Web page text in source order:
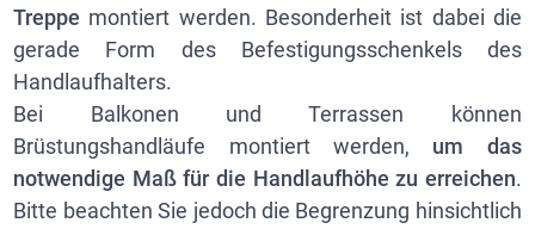
Treppe montiert werden. Besonderheit ist dabei die
gerade Form des Befestigungsschenkels des
Handlaufhalters.
Bei Balkonen und Terrassen können
Brüstungshandläufe montiert werden, um das
notwendige Maß für die Handlaufhöhe zu erreichen.
Bitte beachten Sie jedoch die Begrenzung hinsichtlich